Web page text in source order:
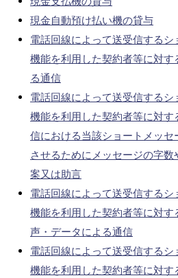
現金自動預け払い機の貸与
電話回線によって送受信する
機能を利用した契約者等に対す
る通信
電話回線によって送受信する
機能を利用した契約者等に対
信における当該ショートメッ
させるためにメッセージの字
案又は助言
電話回線によって送受信する
機能を利用した契約者等に対
声・データによる通信
電話回線によって送受信する
機能を利用した契約者等に対